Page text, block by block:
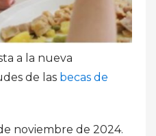
a la nueva
de las becas de
noviembre de 2024.